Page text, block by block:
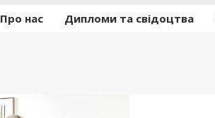
Про нас Дипломи та свідоцтва